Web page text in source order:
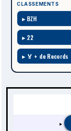
CLASSEMENTS
BZH
22
🏅 + de Records